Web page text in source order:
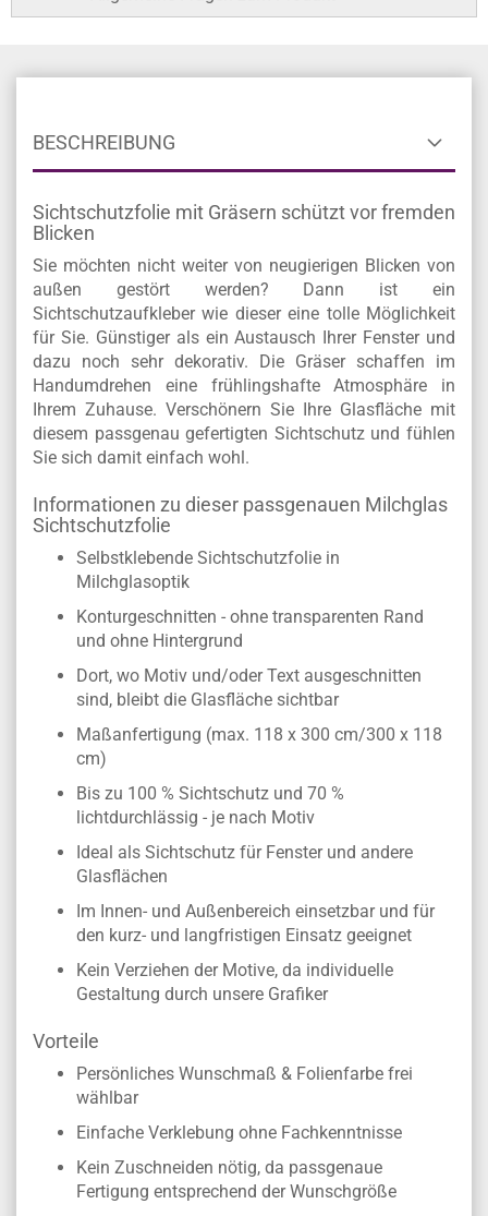
BESCHREIBUNG
Sichtschutzfolie mit Gräsern schützt vor fremden
Blicken
Sie möchten nicht weiter von neugierigen Blicken von
außen gestört werden? Dann ist ein
Sichtschutzaufkleber wie dieser eine tolle Möglichkeit
für Sie. Günstiger als ein Austausch Ihrer Fenster und
dazu noch sehr dekorativ. Die Gräser schaffen im
Handumdrehen eine frühlingshafte Atmosphäre in
Ihrem Zuhause. Verschönern Sie Ihre Glasfläche mit
diesem passgenau gefertigten Sichtschutz und fühlen
Sie sich damit einfach wohl.
Informationen zu dieser passgenauen Milchglas
Sichtschutzfolie
Selbstklebende Sichtschutzfolie in
Milchglasoptik
Konturgeschnitten - ohne transparenten Rand
und ohne Hintergrund
Dort, wo Motiv und/oder Text ausgeschnitten
sind, bleibt die Glasfläche sichtbar
Maßanfertigung (max. 118 x 300 cm/300 x 118
cm)
Bis zu 100 % Sichtschutz und 70 %
lichtdurchlässig - je nach Motiv
Ideal als Sichtschutz für Fenster und andere
Glasflächen
Im Innen- und Außenbereich einsetzbar und für
den kurz- und langfristigen Einsatz geeignet
Kein Verziehen der Motive, da individuelle
Gestaltung durch unsere Grafiker
Vorteile
Persönliches Wunschmaß & Folienfarbe frei
wählbar
Einfache Verklebung ohne Fachkenntnisse
Kein Zuschneiden nötig, da passgenaue
Fertigung entsprechend der Wunschgröße